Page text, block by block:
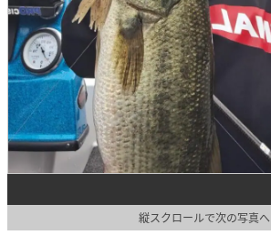
縦スクロールで次の写真へ